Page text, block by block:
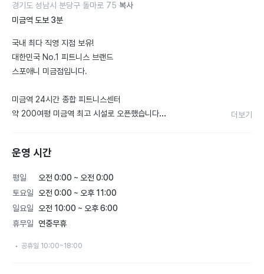
경기도 성남시 분당구 돌마로 75 복사
미금역 도보 3분
국내 최다 직영 지점 보유!
대한민국 No.1 피트니스 브랜드
스포애니 미금점입니다.
미금역 24시간 종합 피트니스센터
약 200여평 미금역 최고 시설로 오픈했습니다
Anytime, 평일 24시간 365일 언제든지
Anyone, 합리적인 가격으로 누구나
Anything, 요가 줌바댄스 등 다양한 G.X무료
▶ 스포애니 어플 하나로 전 지점 이용 가능
더보기
운영 시간
평일
오전 0:00 ~ 오전 0:00
토요일
오전 0:00 ~ 오후 11:00
일요일
오전 10:00 ~ 오후 6:00
휴무일
연중무휴
공휴일 10:00~18:00